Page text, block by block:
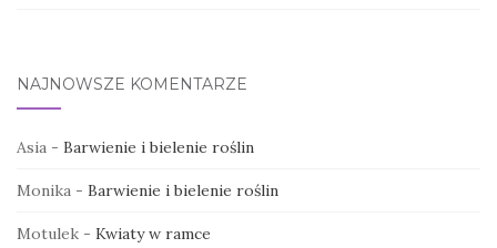
NAJNOWSZE KOMENTARZE
Asia - Barwienie i bielenie roślin
Monika - Barwienie i bielenie roślin
Motulek - Kwiaty w ramce